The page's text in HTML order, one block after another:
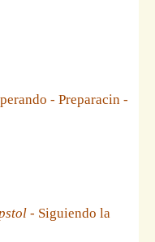
- Preparacin -
- Siguiendo la